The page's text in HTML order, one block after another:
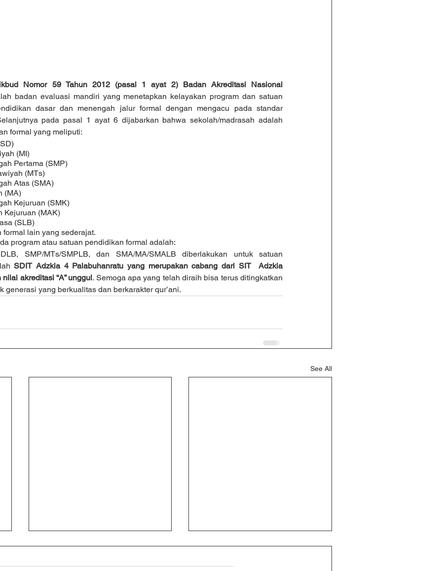
Nomor 59 Tahun 2012 (pasal 1 ayat 2) Badan Akreditasi Nasional
badan evaluasi mandiri yang menetapkan kelayakan program dan satuan
dasar dan menengah jalur formal dengan mengacu pada standar
pada pasal 1 ayat 6 dijabarkan bahwa sekolah/madrasah adalah
formal yang meliputi:
(MI)
Pertama (SMP)
(MTs)
Atas (SMA)
(MA)
Kejuruan (SMK)
Kejuruan (MAK)
(SLB)
lain yang sederajat.
program atau satuan pendidikan formal adalah:
SMP/MTs/SMPLB, dan SMA/MA/SMALB diberlakukan untuk satuan
SDIT Adzkia 4 Palabuhanratu yang merupakan cabang dari SIT  Adzkia
akreditasi “A” unggul. Semoga apa yang telah diraih bisa terus ditingkatkan
generasi yang berkualitas dan berkarakter qur’ani.
See All